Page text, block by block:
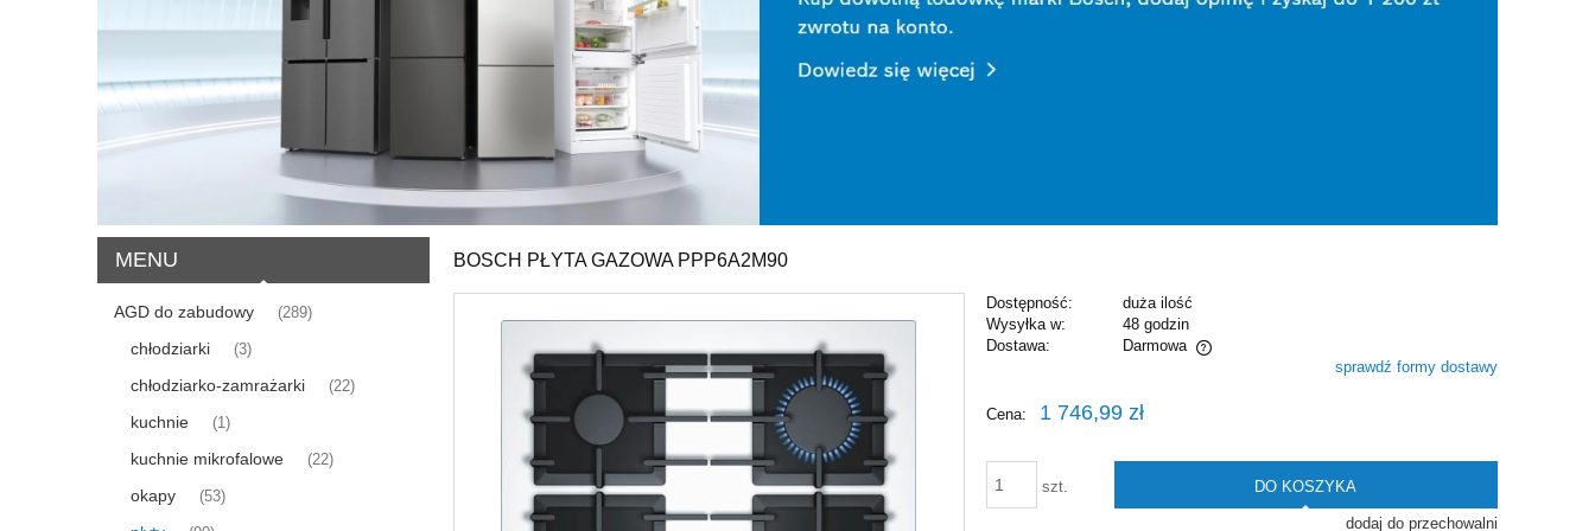
MENU
AGD do zabudowy (289)
chłodziarki (3)
chłodziarko-zamrażarki (22)
kuchnie (1)
kuchnie mikrofalowe (22)
okapy (53)
BOSCH PŁYTA GAZOWA PPP6A2M90
Dostępność:
duża ilość
Wysyłka w:
48 godzin
Dostawa:
Darmowa
płatności
sprawdź formy dostawy
Cena: 1 746,99 zł
szt. DO KOSZYKA
dodaj do przechowalni